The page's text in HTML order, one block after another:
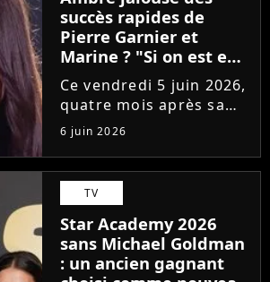
le milieu...
succès rapides de
Pierre Garnier et
Marine ? "Si on est en
compétition..."
Ce vendredi 5 juin 2026,
quatre mois après sa
victoire à la Star
Academy, Ambre a
dévoilé J'me demande,
son premier single. Une
chanson arrivée
tardivement vis-à-vis
des carrières...
6 juin 2026
TV
Star Academy 2026
sans Michael Goldman
: un ancien gagnant